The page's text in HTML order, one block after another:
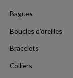
Bagues
Boucles d'oreilles
Bracelets
Colliers